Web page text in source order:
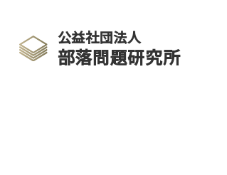
公益社団法人
部落問題研究所